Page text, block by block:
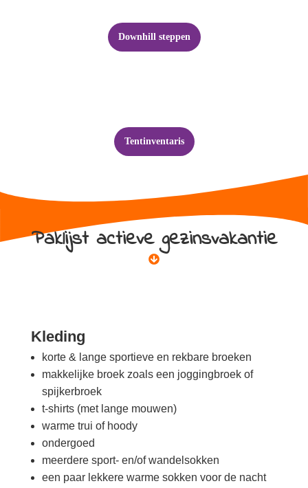
Downhill steppen
Tentinventaris
Paklijst actieve gezinsvakantie
Kleding
korte & lange sportieve en rekbare broeken
makkelijke broek zoals een joggingbroek of
spijkerbroek
t-shirts (met lange mouwen)
warme trui of hoody
ondergoed
meerdere sport- en/of wandelsokken
een paar lekkere warme sokken voor de nacht